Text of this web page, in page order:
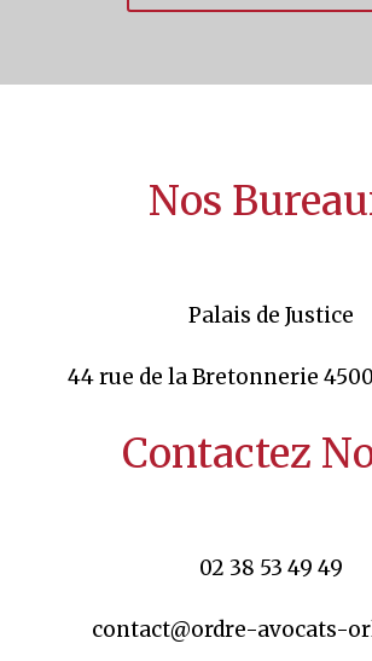
Nos
Palais de Justice
44 rue de la Bretonnerie
Contactez
02 38 53 49 49
contact@ordre-avocats-